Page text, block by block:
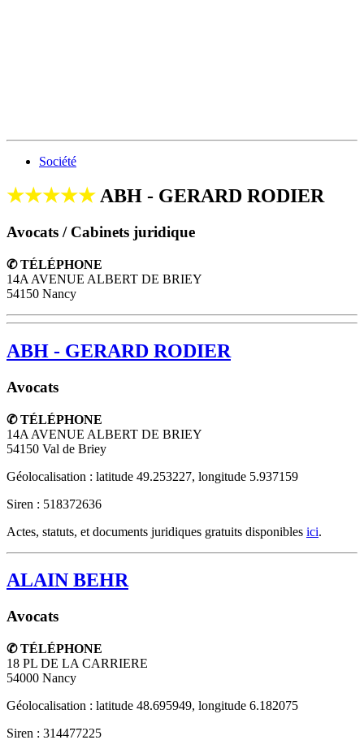
Société
★★★★★ABH - GERARD RODIER
Avocats / Cabinets juridique
✆ TÉLÉPHONE
14A AVENUE ALBERT DE BRIEY
54150 Nancy
ABH - GERARD RODIER
Avocats
✆ TÉLÉPHONE
14A AVENUE ALBERT DE BRIEY
54150 Val de Briey
Géolocalisation : latitude 49.253227, longitude 5.937159
Siren : 518372636
Actes, statuts, et documents juridiques gratuits disponibles ici.
ALAIN BEHR
Avocats
✆ TÉLÉPHONE
18 PL DE LA CARRIERE
54000 Nancy
Géolocalisation : latitude 48.695949, longitude 6.182075
Siren : 314477225